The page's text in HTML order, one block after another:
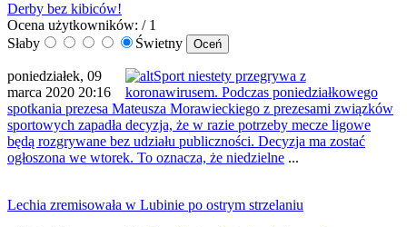
Derby bez kibiców!
Ocena użytkowników: / 1
Słaby
Świetny
poniedziałek, 09
marca 2020 20:16
Sport niestety przegrywa z
koronawirusem. Podczas poniedziałkowego
spotkania prezesa Mateusza Morawieckiego z prezesami związków
sportowych zapadła decyzja, że w razie potrzeby mecze ligowe
będą rozgrywane bez udziału publiczności. Decyzja ma zostać
ogłoszona we wtorek. To oznacza, że niedzielne ...
Lechia zremisowała w Lubinie po ostrym strzelaniu